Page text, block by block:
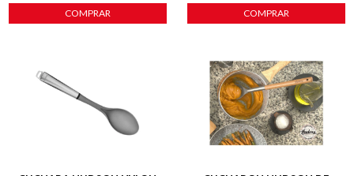
COMPRAR COMPRAR